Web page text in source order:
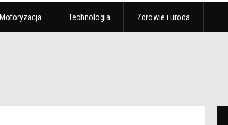
Motoryzacja Technologia Zdrowie i uroda